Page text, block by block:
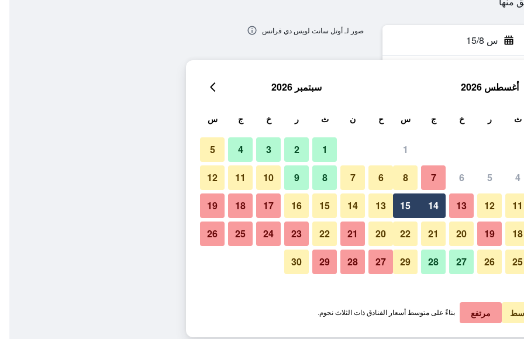
س 15/8
عرض الأسعار
عرض الأسعار
صور لـ أوتل سانت لويس دي فرانس
أغسطس 2026
ث ر خ ج س
1
4
5
6
7
8
11
12
13
14
15
18
19
20
21
22
25
26
27
28
29
سبتمبر 2026
ح ن ث ر خ ج س
1
2
3
4
5
6
7
8
9
10
11
12
13
14
15
16
17
18
19
20
21
22
23
24
25
26
27
28
29
30
مرتفع بناءً على متوسط أسعار الفنادق ذات الثلاث نجوم.